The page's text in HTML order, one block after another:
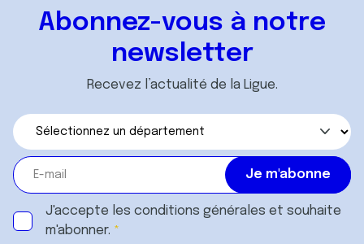
services.
Abonnez-vous à notre
newsletter
Recevez l’actualité de la Ligue.
J'accepte les conditions générales et souhaite
m'abonner.